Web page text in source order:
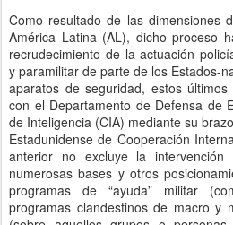
Como resultado de las dimensiones
América Latina (AL), dicho proceso
recrudecimiento de la actuación
y paramilitar de parte de los Estados-
aparatos de seguridad, estos
con el Departamento de Defensa de
de Inteligencia (CIA) mediante su
Estadunidense de Cooperación
anterior no excluye la
numerosas bases y otros
programas de “ayuda” militar
programas clandestinos de macro y